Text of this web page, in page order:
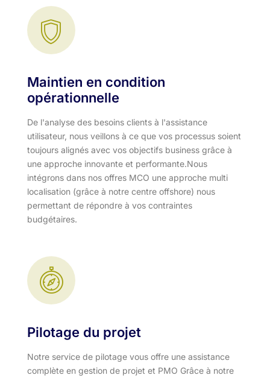
Maintien en condition
opérationnelle
De l'analyse des besoins clients à l'assistance
utilisateur, nous veillons à ce que vos processus soient
toujours alignés avec vos objectifs business grâce à
une approche innovante et performante.​ Nous
intégrons dans nos offres MCO une approche multi
localisation (grâce à notre centre offshore) nous
permettant de répondre à vos contraintes
budgétaires.
Pilotage du projet
Notre service de pilotage vous offre une assistance
complète en gestion de projet et PMO Grâce à notre